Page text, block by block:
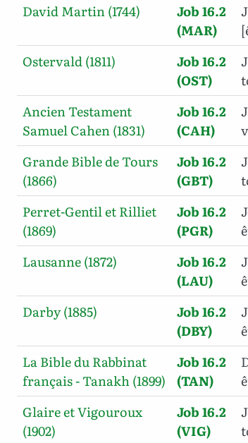
David Martin (1744)
Job 16.2
(MAR)
Ostervald (1811)
Job 16.2
(OST)
Ancien Testament
Samuel Cahen (1831)
Job 16.2
(CAH)
Grande Bible de Tours
(1866)
Job 16.2
(GBT)
Perret-Gentil et Rilliet
(1869)
Job 16.2
(PGR)
Lausanne (1872)
Job 16.2
(LAU)
Darby (1885)
Job 16.2
(DBY)
La Bible du Rabbinat
français - Tanakh (1899)
Job 16.2
(TAN)
Glaire et Vigouroux
(1902)
Job 16.2
(VIG)